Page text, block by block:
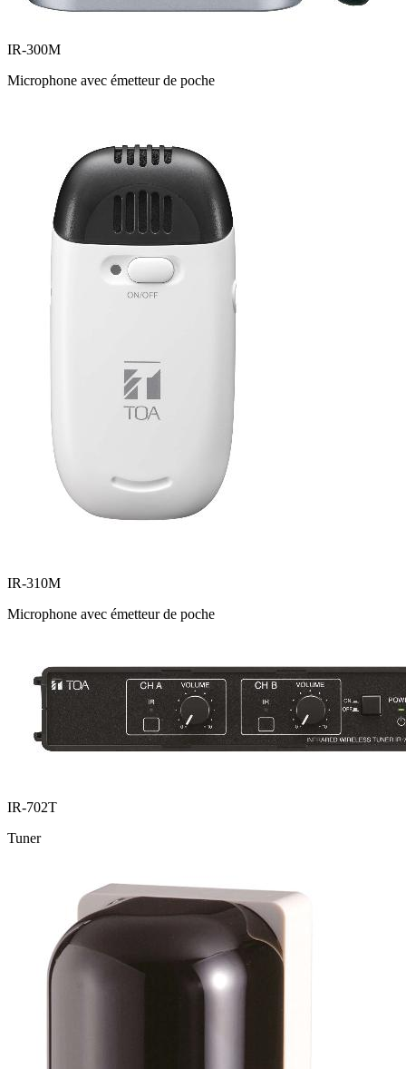
IR-300M
Microphone avec émetteur de poche
IR-310M
Microphone avec émetteur de poche
IR-702T
Tuner